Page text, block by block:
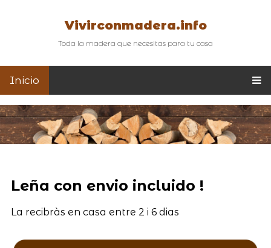
Vivirconmadera.info
Toda la madera que necesitas para tu casa
Inicio
Leña con envio incluido !
La recibràs en casa entre 2 i 6 dias